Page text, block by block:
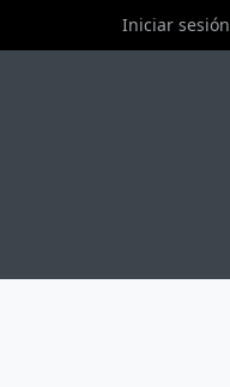
Iniciar sesión